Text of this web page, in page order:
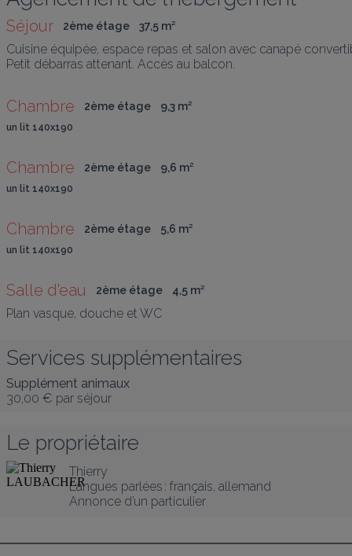
Séjour 2ème étage 37,5 m²
Cuisine équipée, espace repas et salon avec canapé
Petit débarras attenant. Accès au balcon.
Chambre 2ème étage 9,3 m²
un lit 140x190
Chambre 2ème étage 9,6 m²
un lit 140x190
Chambre 2ème étage 5,6 m²
un lit 140x190
Salle d'eau 2ème étage 4,5 m²
Plan vasque, douche et WC
Services supplémentaires
Supplément animaux
30,00 € par séjour
Le propriétaire
Thierry
Langues parlées : français allemand
Annonce d’un particulier